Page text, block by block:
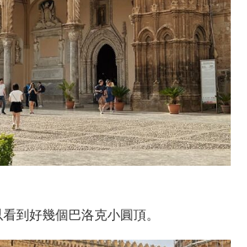
到好幾個巴洛克小圓頂。